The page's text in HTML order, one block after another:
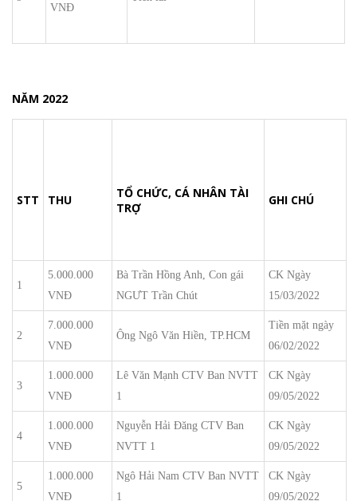
VNĐ
NĂM 2022
STT THU TỔ CHỨC, CÁ NHÂN TÀI
TRỢ
GHI CHÚ
1
5.000.000
VNĐ
Bà Trần Hồng Anh, Con gái
NGƯT Trần Chút
CK Ngày
15/03/2022
2
7.000.000
VNĐ
Ông Ngô Văn Hiền, TP.HCM
Tiền mặt ngày
06/02/2022
3
1.000.000
VNĐ
Lê Văn Mạnh CTV Ban NVTT
1
CK Ngày
09/05/2022
4
1.000.000
VNĐ
Nguyễn Hải Đăng CTV Ban
NVTT 1
CK Ngày
09/05/2022
5
1.000.000
VNĐ
Ngô Hải Nam CTV Ban NVTT
1
CK Ngày
09/05/2022